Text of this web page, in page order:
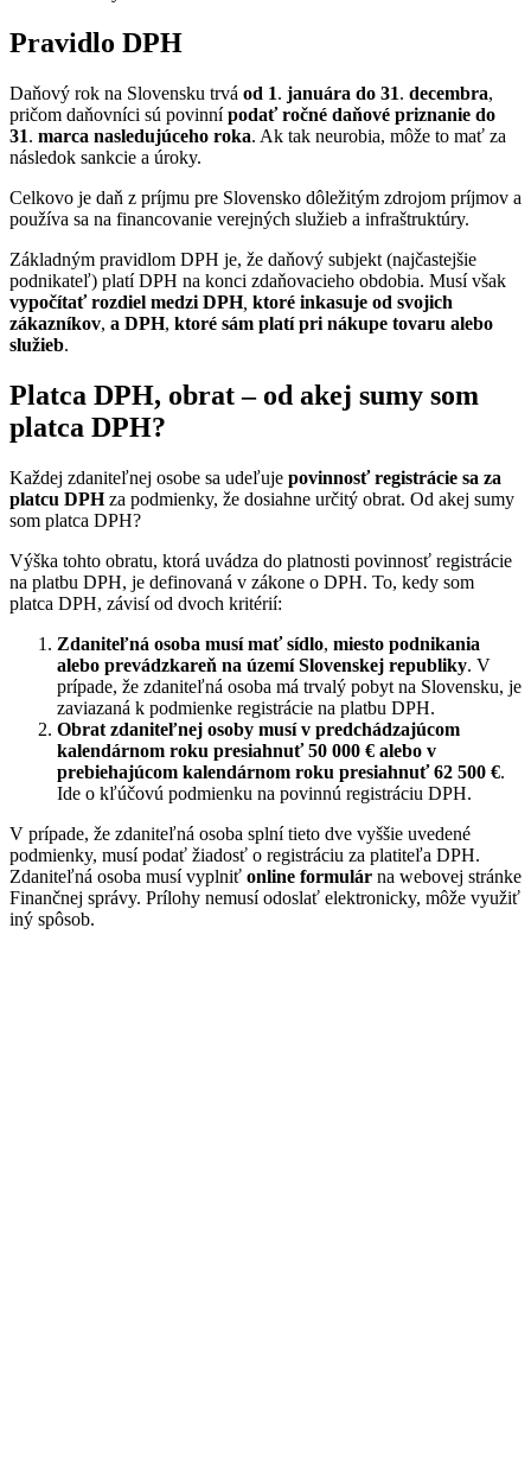
Pravidlo DPH
Daňový rok na Slovensku trvá od 1. januára do 31. decembra,
pričom daňovníci sú povinnípodať ročné daňové priznanie do
31. marca nasledujúceho roka. Ak tak neurobia, môže to mať za
následok sankcie a úroky.
Celkovo je daň z príjmu pre Slovensko dôležitým zdrojom príjmov a
používa sa na financovanie verejných služieb a infraštruktúry.
Základným pravidlom DPH je, že daňový subjekt (najčastejšie
podnikateľ) platí DPH na konci zdaňovacieho obdobia. Musí však
vypočítať rozdiel medzi DPH, ktoré inkasuje od svojich
zákazníkov, a DPH, ktoré sám platí pri nákupe tovaru alebo
služieb.
Platca DPH, obrat – od akej sumy som
platca DPH?
Každej zdaniteľnej osobe sa udeľuje povinnosť registrácie sa za
platcu DPHza podmienky, že dosiahne určitý obrat. Od akej sumy
som platca DPH?
Výška tohto obratu, ktorá uvádza do platnosti povinnosť registrácie
na platbu DPH, je definovaná v zákone o DPH. To, kedy som
platca DPH, závisí od dvoch kritérií:
Zdaniteľná osoba musí mať sídlo, miesto podnikania
alebo prevádzkareň na území Slovenskej republiky. V
prípade, že zdaniteľná osoba má trvalý pobyt na Slovensku, je
zaviazaná k podmienke registrácie na platbu DPH.
Obrat zdaniteľnej osoby musí v predchádzajúcom
kalendárnom roku presiahnuť 50 000 € alebo v
prebiehajúcom kalendárnom roku presiahnuť 62 500 €.
Ide o kľúčovú podmienku na povinnú registráciu DPH.
V prípade, že zdaniteľná osoba splní tieto dve vyššie uvedené
podmienky, musí podať žiadosť o registráciu za platiteľa DPH.
Zdaniteľná osoba musí vyplniť online formulár na webovej stránke
Finančnej správy. Prílohy nemusí odoslať elektronicky, môže využiť
iný spôsob.